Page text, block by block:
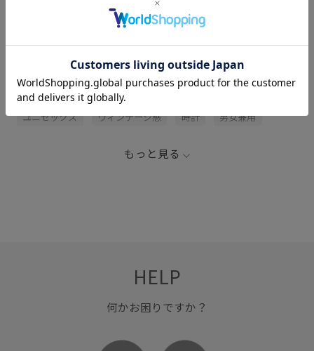
関連タグ
アイコニック エッジィ シャープ バングル
ユニセックス ヴィンテージ感 時計 男女兼用
もっと見る
HELP
何かお困りですか？